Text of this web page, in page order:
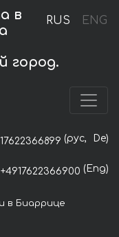
RUS ENG
в
город.
(рус, De)
+4917622366900 (Eng)
в Биаррице